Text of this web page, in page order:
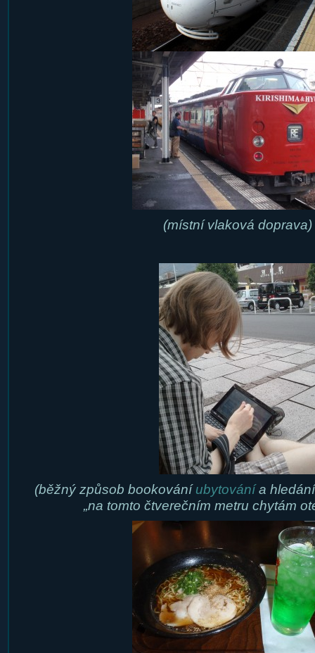
(místní vlaková doprava)
(běžný způsob bookováníubytovánía
„na tomto čtverečním metru chytám